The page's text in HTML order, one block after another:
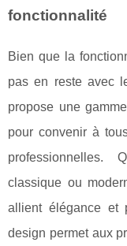
fonctionnalité
Bien que la
pas en reste avec
propose une
pour convenir à
classique ou
allient élégance et
design permet aux